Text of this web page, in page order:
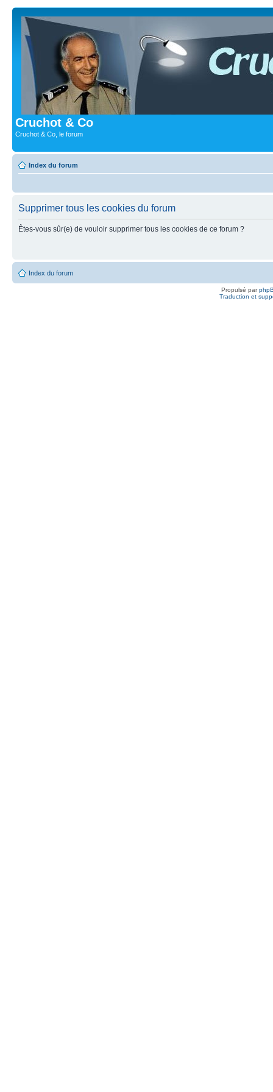
Cruchot & Co
Cruchot & Co, le forum
Index du forum
Supprimer tous les cookies du forum
Êtes-vous sûr(e) de vouloir supprimer tous les cookies de ce forum ?
Index du forum
Propulsé par
Traduction et